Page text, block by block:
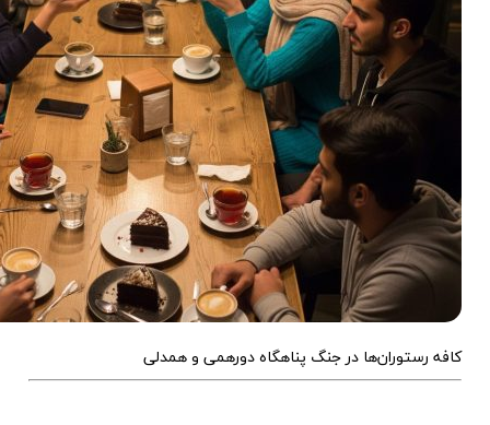
کافه‌ رستوران‌ها در جنگ پناهگاه دورهمی و همدلی